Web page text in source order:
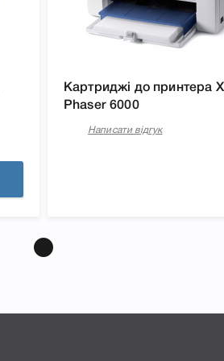
Картриджі до принтера
Phaser 6000
Написати відгук